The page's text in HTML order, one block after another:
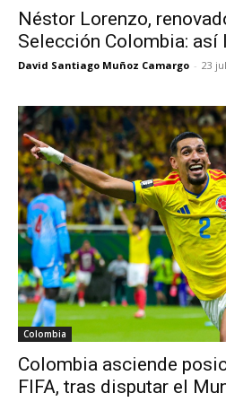
Néstor Lorenzo,
Selección Colombia: así
David Santiago Muñoz Camargo - 23
Colombia
Colombia asciende
FIFA, tras disputar el